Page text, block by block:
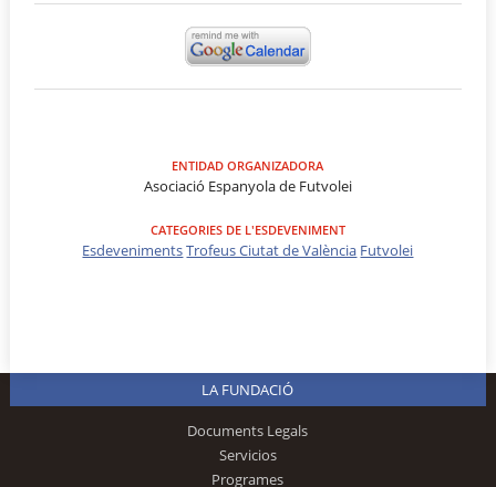
ENTIDAD ORGANIZADORA
Asociació Espanyola de Futvolei
CATEGORIES DE L'ESDEVENIMENT
EsdevenimentsTrofeus Ciutat de València Futvolei
LA FUNDACIÓ
Documents Legals
Servicios
Programes